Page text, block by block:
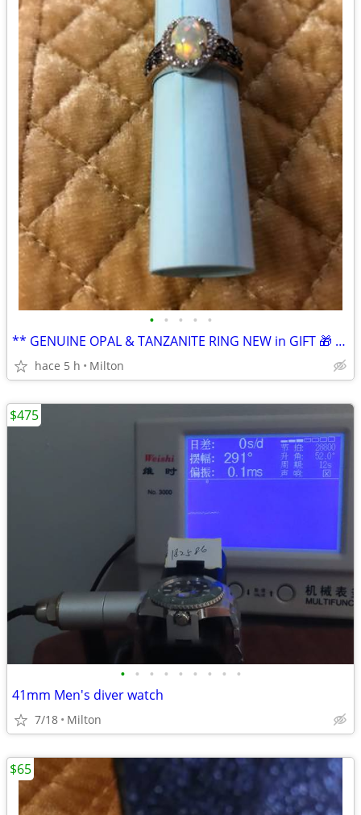
• • • • •
** GENUINE OPAL & TANZANITE RING NEW in GIFT 🎁 925 STERLING
hace 5 h Milton
• • • • • • • • •
41mm Men's diver watch
7/18 Milton
$475
$65